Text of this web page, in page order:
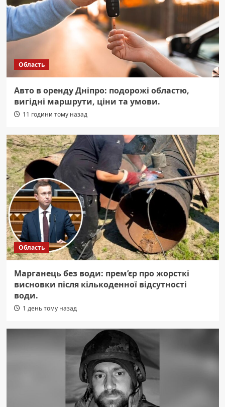
Область
Авто в оренду Дніпро: подорожі областю,
вигідні маршрути, ціни та умови.
11 години тому назад
Область
Марганець без води: прем’єр про жорсткі
висновки після кількоденної відсутності
води.
1 день тому назад